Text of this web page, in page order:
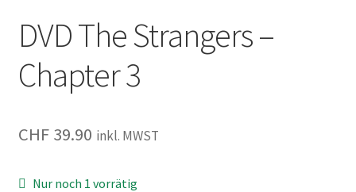
DVD The Strangers –
Chapter 3
CHF39.90 inkl. MWST
Nur noch 1 vorrätig